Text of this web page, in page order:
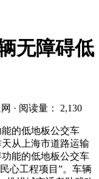
无障碍低
· 阅读量： 2,130
的低地板公交车
从上海市道路运输
能的低地板公交车
心工程项目”。车辆